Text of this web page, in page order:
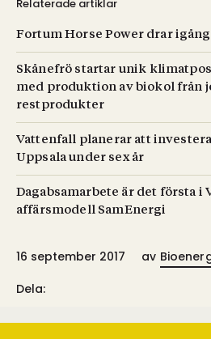
Relaterade artiklar
Fortum Horse Power drar
Skånefrö startar unik
med produktion av biokol från
restprodukter
Vattenfall planerar att
Uppsala under sex år
Dagabsamarbete är det första i
affärsmodell SamEnergi
16 september 2017 av
Dela: